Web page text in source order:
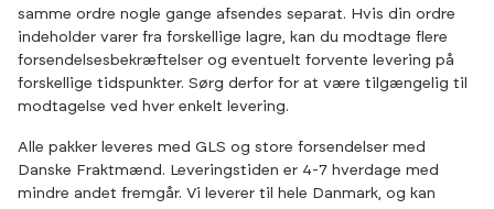
samme ordre nogle gange afsendes separat. Hvis din ordre
indeholder varer fra forskellige lagre, kan du modtage flere
forsendelsesbekræftelser og eventuelt forvente levering på
forskellige tidspunkter. Sørg derfor for at være tilgængelig til
modtagelse ved hver enkelt levering.
Alle pakker leveres med GLS og store forsendelser med
Danske Fraktmænd. Leveringstiden er 4-7 hverdage med
mindre andet fremgår. Vi leverer til hele Danmark, og kan